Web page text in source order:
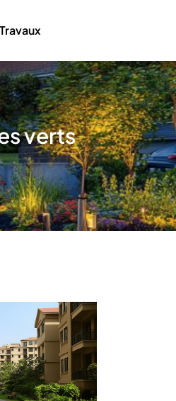
Travaux
verts